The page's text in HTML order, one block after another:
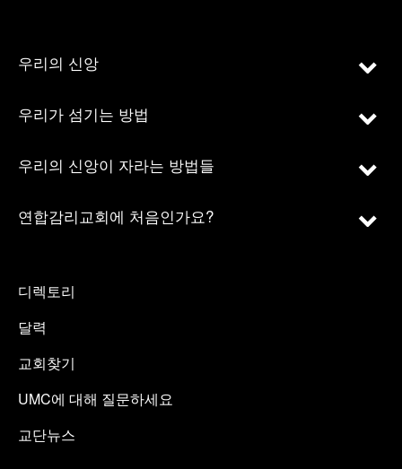
우리의 신앙
우리가 섬기는 방법
우리의 신앙이 자라는 방법들
연합감리교회에 처음인가요?
디렉토리
달력
교회찾기
UMC에 대해 질문하세요
교단뉴스